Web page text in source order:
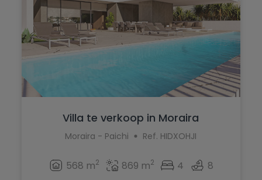
La Marina
La Nucía
La Romana
Llíber
Macisvenda
Jalón
Jávea
La Font d'en Carròs
La Marina
La Romana
Villa te verkoop in Moraira
Moraira - Paichi Ref. HIDXOHJI
568 m2 869 m2 4 8